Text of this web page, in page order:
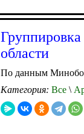
области
По данным
Категория: Все \